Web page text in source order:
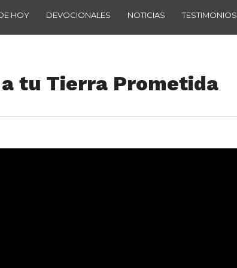
HOY DEVOCIONALES NOTICIAS TESTIMONIOS
tu Tierra Prometida